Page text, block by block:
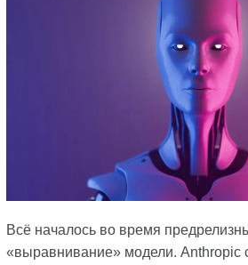
Всё началось во время
«выравнивание» модели. Anthropic